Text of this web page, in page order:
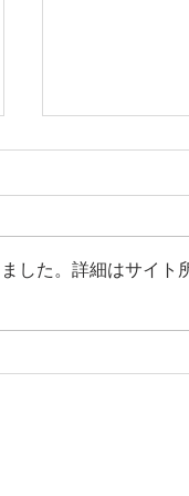
8月1日（土
した。詳細はサイト